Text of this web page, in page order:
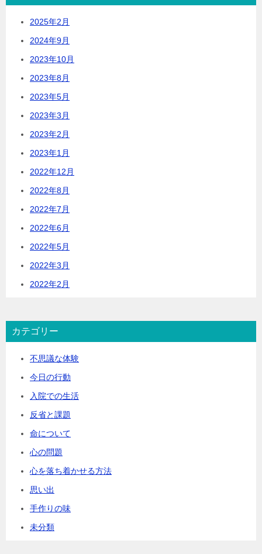
2025年2月
2024年9月
2023年10月
2023年8月
2023年5月
2023年3月
2023年2月
2023年1月
2022年12月
2022年8月
2022年7月
2022年6月
2022年5月
2022年3月
2022年2月
カテゴリー
不思議な体験
今日の行動
入院での生活
反省と課題
命について
心の問題
心を落ち着かせる方法
思い出
手作りの味
未分類